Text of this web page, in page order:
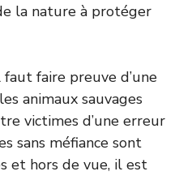
la nature à protéger
faut faire preuve d’une
animaux sauvages
victimes d’une erreur
sans méfiance sont
et hors de vue, il est